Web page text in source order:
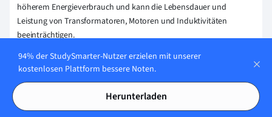
höherem Energieverbrauch und kann die Lebensdauer und
Leistung von Transformatoren, Motoren und Induktivitäten
beeinträchtigen.
Wie kann man die Auswirkungen der magnetischen
Sättigung minimieren oder verhindern?
Um die Auswirkungen der magnetischen Sättigung zu minimieren
oder zu verhindern, kannst Du Materialien mit höherer
94% der StudySmarter-Nutzer erzielen mit unserer
kostenlosen Plattform bessere Noten.
Herunterladen